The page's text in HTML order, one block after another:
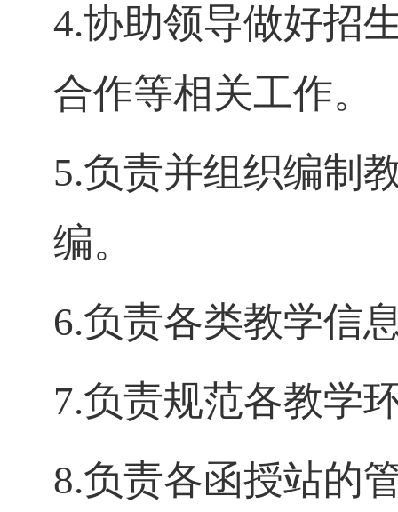
4.协助领导做好招
合作等相关工作。
5.负责并组织编制
编。
6.负责各类教学信
7.负责规范各教学
8.负责各函授站的